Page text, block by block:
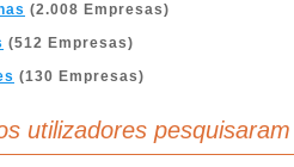
(2.008 Empresas)
(512 Empresas)
(130 Empresas)
utilizadores pesquisaram